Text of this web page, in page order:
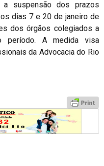
suspensão dos prazos
dias 7 e 20 de janeiro de
dos órgãos colegiados a
período. A medida visa
da Advocacia do Rio